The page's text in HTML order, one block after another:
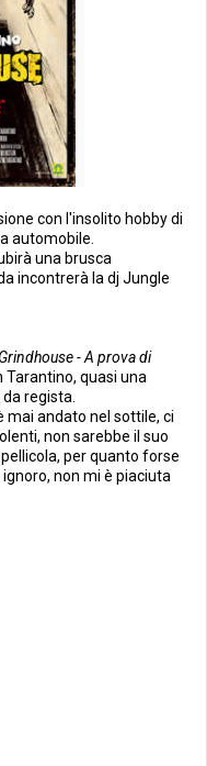
con l'insolito hobby di
automobile.
una brusca
incontrerà la dj Jungle
Grindhouse - A prova di
Tarantino, quasi una
regista.
mai andato nel sottile, ci
non sarebbe il suo
per quanto forse
non mi è piaciuta